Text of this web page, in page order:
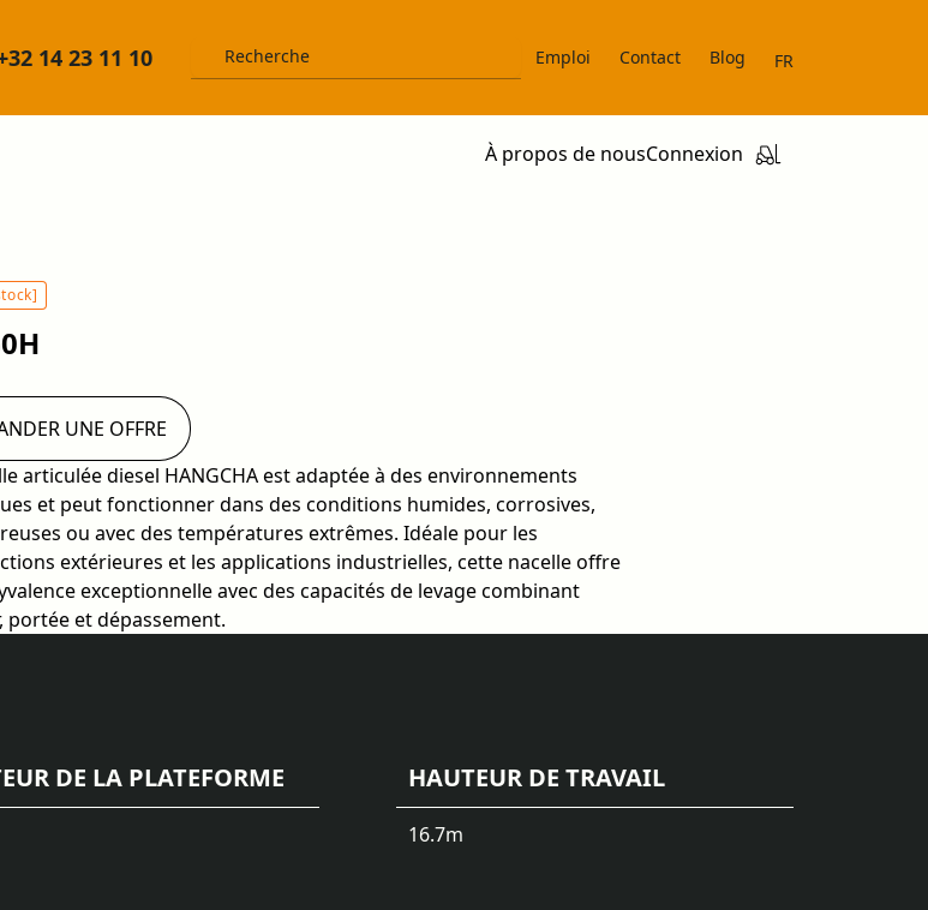
14 23 11 10 Emploi Contact Blog FR
À propos de nousConnexion
articulée diesel HANGCHA est adaptée à des environnements
et peut fonctionner dans des conditions humides, corrosives,
ou avec des températures extrêmes. Idéale pour les
extérieures et les applications industrielles, cette nacelle offre
exceptionnelle avec des capacités de levage combinant
portée et dépassement.
UNE OFFRE
DE LA PLATEFORME HAUTEUR DE TRAVAIL
16.7m